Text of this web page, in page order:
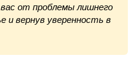
от проблемы лишнего
и вернув уверенность в